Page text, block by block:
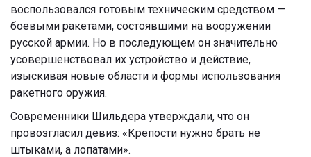
воспользовался готовым техническим средством —
боевыми ракетами, состоявшими на вооружении
русской армии. Но в последующем он значительно
усовершенствовал их устройство и действие,
изыскивая новые области и формы использования
ракетного оружия.
Современники Шильдера утверждали, что он
провозгласил девиз: «Крепости нужно брать не
штыками, а лопатами».